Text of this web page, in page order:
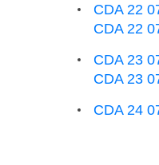
CDA 22
CDA 22
CDA 23
CDA 23
CDA 24